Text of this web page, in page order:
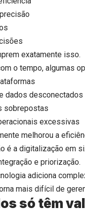
exatamente isso.
o tempo, algumas
dados desconectados
sobrepostas
excessivas
melhorou a
é a digitalização em si.
e priorização.
adiciona
mais difícil de
só têm